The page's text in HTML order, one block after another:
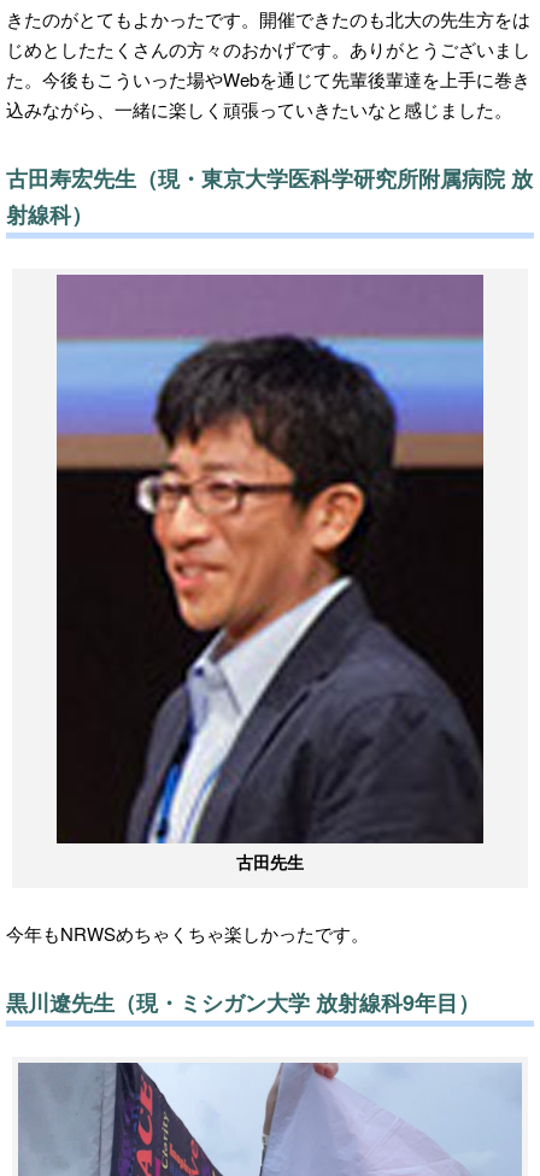
きたのがとてもよかったです。開催できたのも北大の先生方をは
じめとしたたくさんの方々のおかげです。ありがとうございまし
た。今後もこういった場やWebを通じて先輩後輩達を上手に巻き
込みながら、一緒に楽しく頑張っていきたいなと感じました。
古田寿宏先生（現・東京大学医科学研究所附属病院 放
射線科）
古田先生
今年もNRWSめちゃくちゃ楽しかったです。
黒川遼先生（現・ミシガン大学 放射線科9年目）